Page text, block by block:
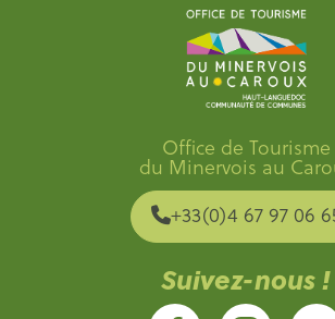
Office de Tourisme
du Minervois au
+33(0)4 67 97 06
Suivez-nous !